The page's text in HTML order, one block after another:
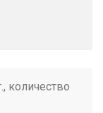
количество